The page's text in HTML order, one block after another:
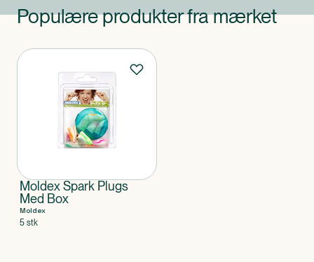
Populære produkter fra mærket
Produkter
Moldex Spark Plugs
Med Box
Moldex
5 stk